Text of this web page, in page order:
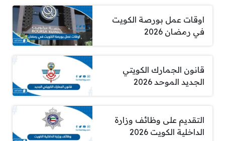
اوقات عمل بورصة الكويت
في رمضان 2026
قانون الجمارك الكويتي
الجديد الموحد 2026
التقديم على وظائف وزارة
الداخلية الكويت 2026